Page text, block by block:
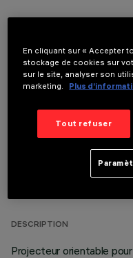
DONNÉES
DESCRIPTION
Projecteur orientable
En cliquant sur « Accepter
stockage de cookies sur
sur le site, analyser son
marketing.
Plus
Tout refuser